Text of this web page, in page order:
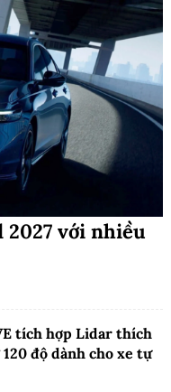
với nhiều
tích hợp Lidar thích
độ dành cho xe tự